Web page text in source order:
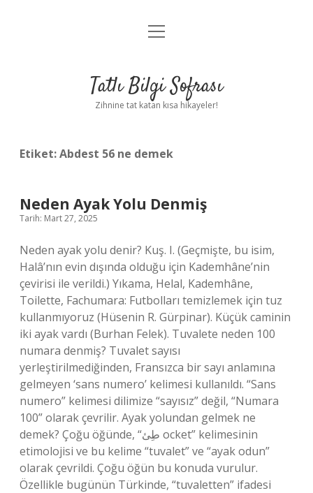
Anasayfa
Yasal Uyarı
menüyü
Tatlı Bilgi Sofrası
Zihnine tat katan kısa hikayeler!
Etiket:Abdest 56 ne demek
Neden Ayak Yolu Denmiş
Tarih: Mart 27, 2025
Neden ayak yolu denir? Kuş. I. (Geçmişte, bu isim,
Halâ’nın evin dışında olduğu için Kademhâne’nin
çevirisi ile verildi.) Yıkama, Helal, Kademhâne,
Toilette, Fachumara: Futbolları temizlemek için tuz
kullanmıyoruz (Hüsenin R. Gürpinar). Küçük caminin
iki ayak vardı (Burhan Felek). Tuvalete neden 100
numara denmiş? Tuvalet sayısı
yerleştirilmediğinden, Fransızca bir sayı anlamına
gelmeyen ‘sans numero’ kelimesi kullanıldı. “Sans
numero” kelimesi dilimize “sayısız” değil, “Numara
100” olarak çevrilir. Ayak yolundan gelmek ne
demek? Çoğu öğünde, “طِئ ocket” kelimesinin
etimolojisi ve bu kelime “tuvalet” ve “ayak odun”
olarak çevrildi. Çoğu öğün bu konuda vurulur.
Özellikle bugünün Türkinde, “tuvaletten” ifadesi